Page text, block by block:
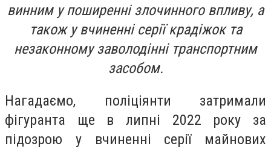
винним у поширенні злочинного впливу, а
також у вчиненні серії крадіжок та
незаконному заволодінні транспортним
засобом.
Нагадаємо, поліціянти затримали
фігуранта ще в липні 2022 року за
підозрою у вчиненні серії майнових